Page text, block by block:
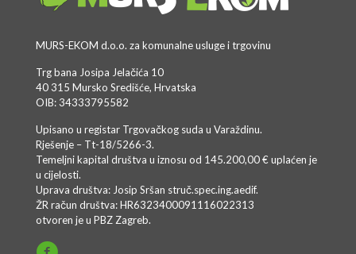
MURS-EKOM d.o.o. za komunalne usluge i trgovinu
Trg bana Josipa Jelačića 10
40 315 Mursko Središće, Hrvatska
OIB: 34333795582
Upisano u registar Trgovačkog suda u Varaždinu.
Rješenje – Tt-18/5266-3.
Temeljni kapital društva u iznosu od 145.200,00 € uplaćen je
u cijelosti.
Uprava društva: Josip Sršan struč.spec.ing.aedif.
ŽR račun društva: HR6323400091116022313
otvoren je u PBZ Zagreb.